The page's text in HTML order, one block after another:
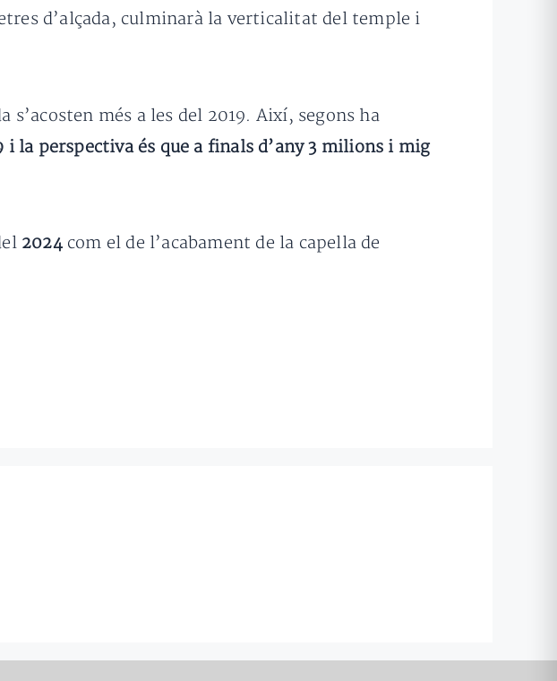
d’alçada, culminarà la verticalitat del temple i
s’acosten més a les del 2019. Així, segons ha
la perspectiva és que a finals d’any 3 milions i mig
2024com el de l’acabament de la capella de